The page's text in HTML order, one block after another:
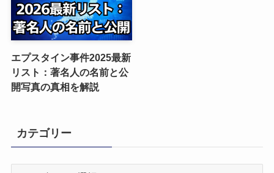
エプスタイン事件2025最新
リスト：著名人の名前と公
開写真の真相を解説
カテゴリー